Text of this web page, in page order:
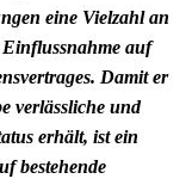
eine Vielzahl an
auf
Damit er
verlässliche und
erhält, ist ein
bestehende